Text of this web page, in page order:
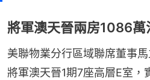
將軍澳天晉兩房1086萬
美聯物業分行區域聯席董事
將軍澳天晉1期7座高層E室，